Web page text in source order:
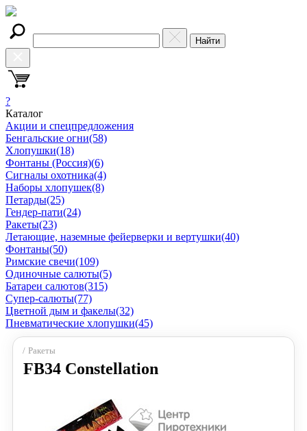
Найти
?
Каталог
Акции и спецпредложения
Бенгальские огни(58)
Хлопушки(18)
Фонтаны (Россия)(6)
Сигналы охотника(4)
Наборы хлопушек(8)
Петарды(25)
Гендер-пати(24)
Ракеты(23)
Летающие, наземные фейерверки и вертушки(40)
Фонтаны(50)
Римские свечи(109)
Одиночные салюты(5)
Батареи салютов(315)
Супер-салюты(77)
Цветной дым и факелы(32)
Пневматические хлопушки(45)
Ракеты
FB34 Constellation